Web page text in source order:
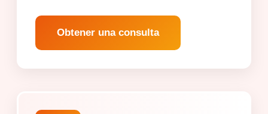
Obtener una consulta